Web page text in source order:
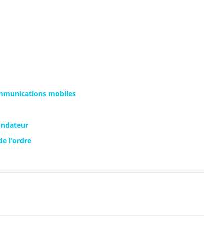
mobiles
l’ordre